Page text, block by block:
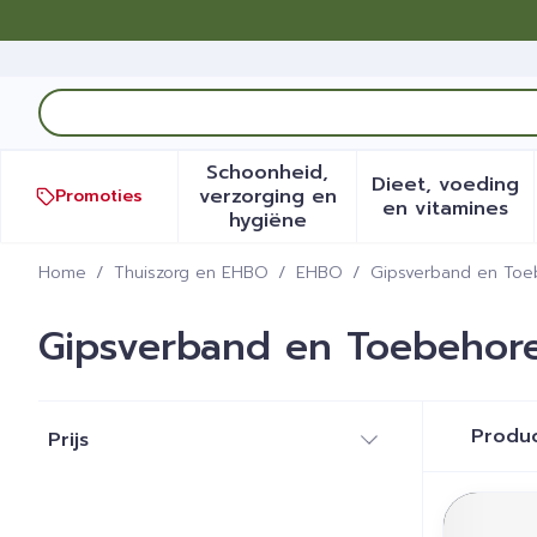
Product, merk, categorie...
Promoties
Schoonheid,
verzorging en
hygiëneToon submenu voor
Dieet, voeding
en vitamines
Toon
Home / Thuiszorg en EHBO / EHBO / Gipsverband en
Gipsverband en
Prijs